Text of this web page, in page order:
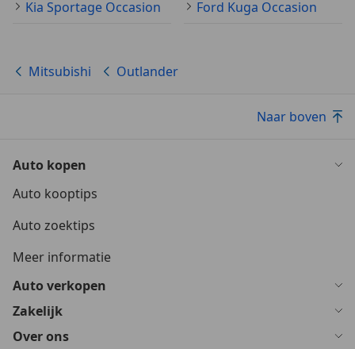
Kia Sportage Occasion
Ford Kuga Occasion
Mitsubishi Outlander
Naar boven
Auto kopen
Auto kooptips
Auto zoektips
Meer informatie
Auto verkopen
Zakelijk
Over ons